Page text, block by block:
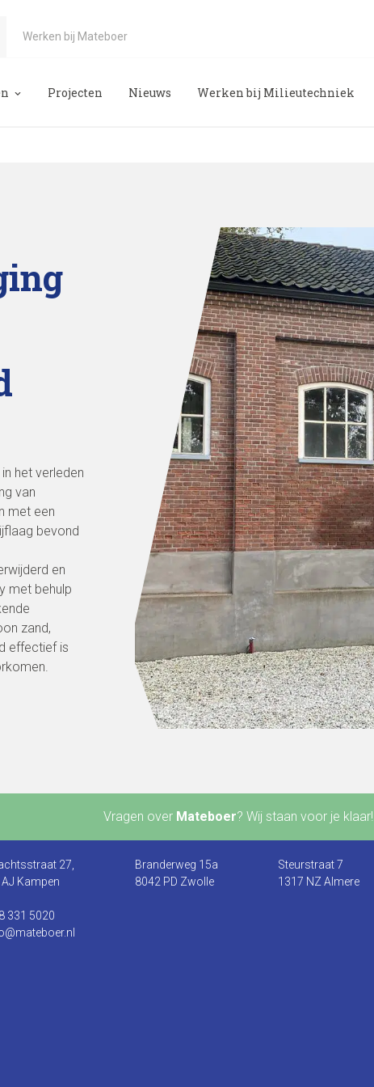
Werken bij Mateboer
Projecten Nieuws Werken bij Milieutechniek
het verleden
van
met een
bevond
en
met behulp
zand,
effectief is
Vragen over Mateboer? Wij staan voor je klaar!
27,
Kampen
331 5020
Branderweg 15a
8042 PD Zwolle
Steurstraat 7
1317 NZ Almere